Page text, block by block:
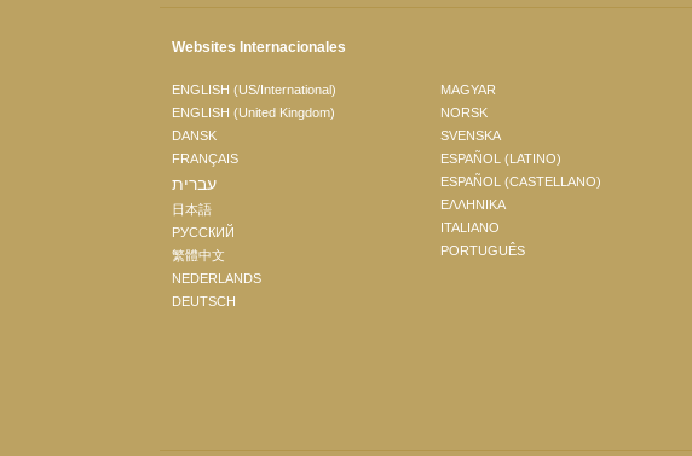
Websites Internacionales
ENGLISH (US/International)
ENGLISH (United Kingdom)
DANSK
FRANÇAIS
עברית
日本語
РУССКИЙ
繁體中文
NEDERLANDS
DEUTSCH
MAGYAR
NORSK
SVENSKA
ESPAÑOL (LATINO)
ESPAÑOL (CASTELLANO)
ΕΛΛΗΝΙΚA
ITALIANO
PORTUGUÊS